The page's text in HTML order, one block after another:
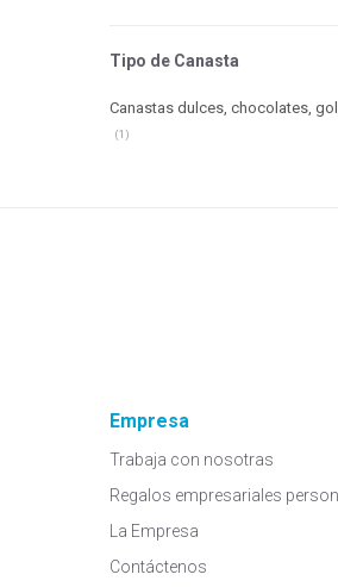
Tipo de Canasta
Canastas dulces, chocolates,
(1)
Empresa
Trabaja con nosotras
Regalos empresariales
La Empresa
Contáctenos